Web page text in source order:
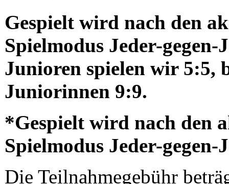
Gespielt wird nach den
Spielmodus Jeder-
Junioren spielen wir 5:5,
Juniorinnen 9:9.
*Gespielt wird nach den
Spielmodus Jeder-
Die Teilnahmegebühr